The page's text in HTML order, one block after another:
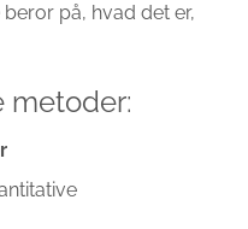
på, hvad det er,
metoder: